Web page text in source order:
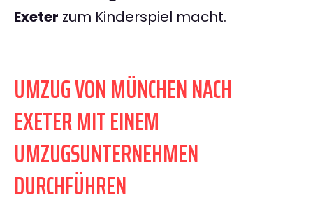
Exeter zum Kinderspiel macht.
UMZUG VON MÜNCHEN NACH
EXETER MIT EINEM
UMZUGSUNTERNEHMEN
DURCHFÜHREN